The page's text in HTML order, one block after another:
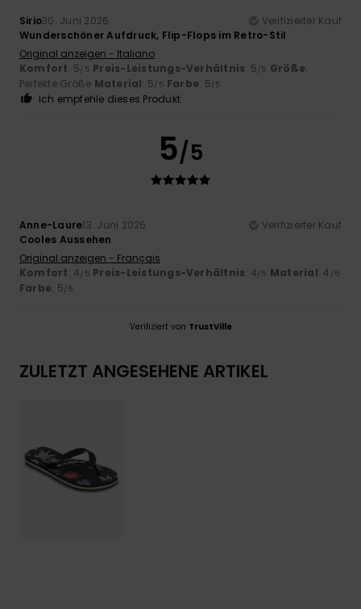
Sirio30. Juni 2026
Verifizierter Kauf
Wunderschöner Aufdruck, Flip-Flops im Retro-Stil
Original anzeigen - Italiano
Komfort: 5/5 Preis-Leistungs-Verhältnis: 5/5 Größe:
Perfekte Größe Material: 5/5 Farbe: 5/5
Ich empfehle dieses Produkt
5/5
Anne-Laure13. Juni 2026
Verifizierter Kauf
Cooles Aussehen
Original anzeigen - Français
Komfort: 4/5 Preis-Leistungs-Verhältnis: 4/5 Material: 4 /5
Farbe: 5/5
Verifiziert von TrustVille
ZULETZT ANGESEHENE ARTIKEL